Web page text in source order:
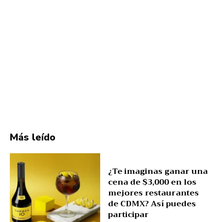
Más leído
¿Te imaginas ganar una
cena de $3,000 en los
mejores restaurantes
de CDMX? Así puedes
participar